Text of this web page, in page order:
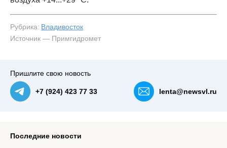
Рубрика: Владивосток
Источник — Примгидромет
Пришлите свою новость
+7 (924) 423 77 33 lenta@newsvl.ru
Последние новости